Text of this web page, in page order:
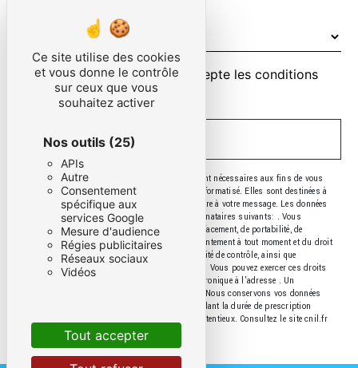
En cochant cette case, j'accepte les conditions
particulières ci-dessous **
** Les données personnelles communiquées sont nécessaires aux fins de vous
contacter et sont enregistrées dans un fichier informatisé. Elles sont destinées à
et ses sous-traitants dans le seul but de répondre à votre message. Les données
collectées seront communiquées aux seuls destinataires suivants: . Vous
disposez de droits d’accès, de rectification, d’effacement, de portabilité, de
limitation, d’opposition, de retrait de votre consentement à tout moment et du droit
d’introduire une réclamation auprès d’une autorité de contrôle, ainsi que
d’organiser le sort de vos données post-mortem. Vous pouvez exercer ces droits
par voie postale à l'adresse ou par courrier électronique à l'adresse . Un
justificatif d'identité pourra vous être demandé. Nous conservons vos données
pendant la période de prise de contact puis pendant la durée de prescription
légale aux fins probatoires et de gestion des contentieux. Consultez le site cnil.fr
pour plus d’informations sur vos droits.
Ce site utilise des cookies
et vous donne le contrôle
sur ceux que vous
souhaitez activer
Nos outils (25)
APIs
Autre
Consentement
spécifique aux
services Google
Mesure d'audience
Régies publicitaires
Réseaux sociaux
Vidéos
Tout accepter